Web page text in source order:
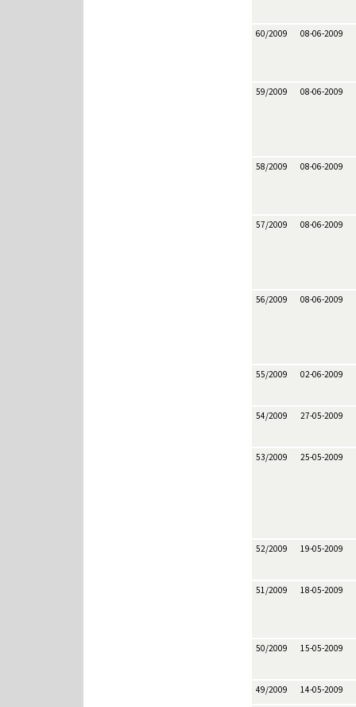
60/2009 08-06-2009
59/2009 08-06-2009
58/2009 08-06-2009
57/2009 08-06-2009
56/2009 08-06-2009
55/2009 02-06-2009
54/2009 27-05-2009
53/2009 25-05-2009
52/2009 19-05-2009
51/2009 18-05-2009
50/2009 15-05-2009
49/2009 14-05-2009